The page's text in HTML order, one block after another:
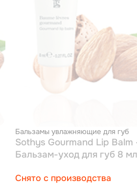
Бальзамы увлажняющие для губ
Sothys Gourmand Lip Balm
Бальзам-уход для губ 8 мл
Снято с производства